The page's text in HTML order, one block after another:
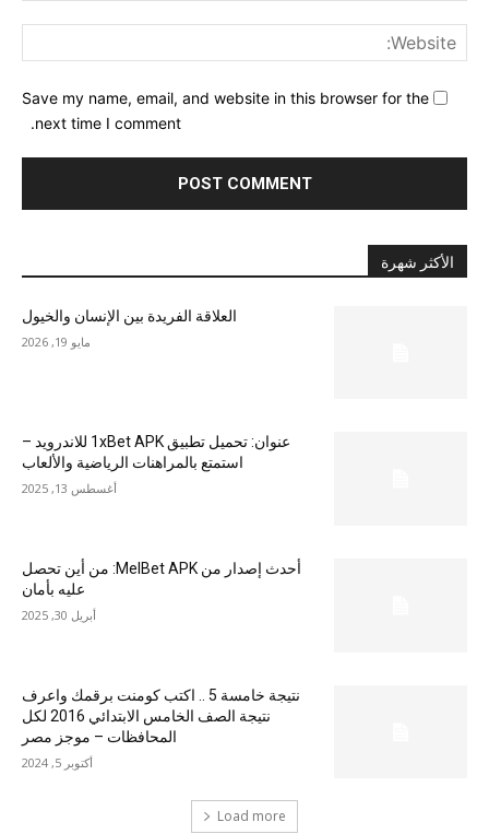
Save my name, email, and website in this browser for the
next time I comment.
الأكثر شهرة
العلاقة الفريدة بين الإنسان والخيول
مايو 19, 2026
عنوان: تحميل تطبيق 1xBet APK للاندرويد –
استمتع بالمراهنات الرياضية والألعاب
أغسطس 13, 2025
أحدث إصدار من MelBet APK: من أين تحصل
عليه بأمان
أبريل 30, 2025
نتيجة خامسة 5 .. اكتب كومنت برقمك واعرف
نتيجة الصف الخامس الابتدائي 2016 لكل
المحافظات – موجز مصر
أكتوبر 5, 2024
Load more